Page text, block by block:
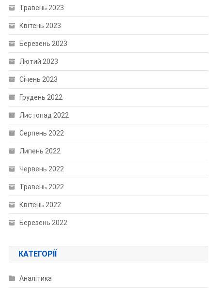
Травень 2023
Квітень 2023
Березень 2023
Лютий 2023
Січень 2023
Грудень 2022
Листопад 2022
Серпень 2022
Липень 2022
Червень 2022
Травень 2022
Квітень 2022
Березень 2022
КАТЕГОРІЇ
Аналітика